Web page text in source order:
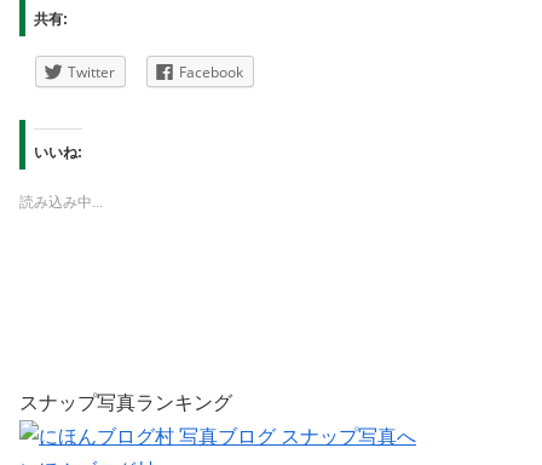
共有:
Twitter Facebook
いいね:
読み込み中...
スナップ写真ランキング